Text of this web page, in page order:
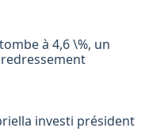
à 4,6 \%, un
investi président